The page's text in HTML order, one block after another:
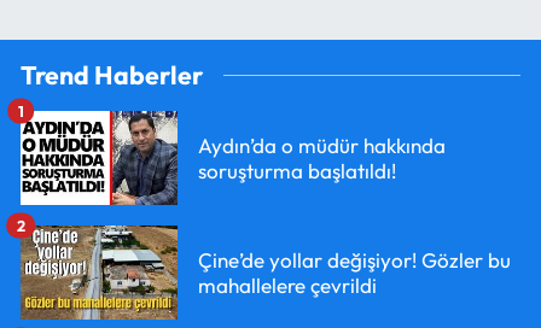
Trend Haberler
Aydın’da o müdür hakkında
soruşturma başlatıldı!
1
Çine’de yollar değişiyor! Gözler bu
mahallelere çevrildi
2